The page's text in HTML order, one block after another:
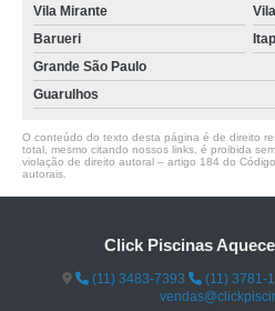
Vila Mirante
Barueri
Grande São Paulo
Guarulhos
O conteúdo do texto desta página é de direito
total, mesmo citando nossos links, é proibida
violação de direito autoral – artigo 184 do
autorais
Click Piscinas
(11) 3483-7393 (11) 3781-